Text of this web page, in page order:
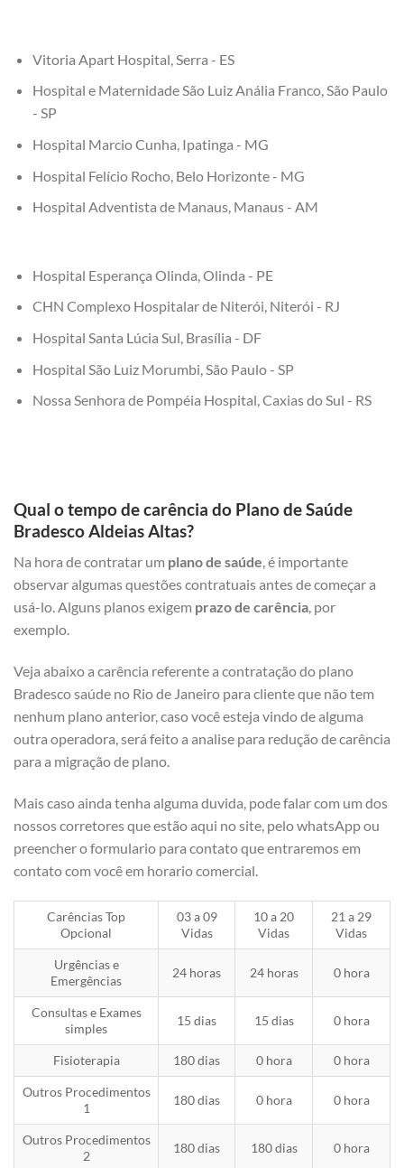
Vitoria Apart Hospital, Serra - ES
Hospital e Maternidade São Luiz Anália Franco, São Paulo
- SP
Hospital Marcio Cunha, Ipatinga - MG
Hospital Felício Rocho, Belo Horizonte - MG
Hospital Adventista de Manaus, Manaus - AM
Hospital Esperança Olinda, Olinda - PE
CHN Complexo Hospitalar de Niterói, Niterói - RJ
Hospital Santa Lúcia Sul, Brasília - DF
Hospital São Luiz Morumbi, São Paulo - SP
Nossa Senhora de Pompéia Hospital, Caxias do Sul - RS
Qual o tempo de carência do Plano de Saúde
Bradesco Aldeias Altas?
Na hora de contratar um plano de saúde, é importante
observar algumas questões contratuais antes de começar a
usá-lo. Alguns planos exigem prazo de carência, por
exemplo.
Veja abaixo a carência referente a contratação do plano
Bradesco saúde no Rio de Janeiro para cliente que não tem
nenhum plano anterior, caso você esteja vindo de alguma
outra operadora, será feito a analise para redução de carência
para a migração de plano.
Mais caso ainda tenha alguma duvida, pode falar com um dos
nossos corretores que estão aqui no site, pelo whatsApp ou
preencher o formulario para contato que entraremos em
contato com você em horario comercial.
Carências Top
Opcional
03 a 09
Vidas
10 a 20
Vidas
21 a 29
Vidas
Urgências e
Emergências
24 horas 24 horas 0 hora
Consultas e Exames
simples
15 dias 15 dias 0 hora
Fisioterapia 180 dias 0 hora 0 hora
Outros Procedimentos
1
180 dias 0 hora 0 hora
Outros Procedimentos
2
180 dias 180 dias 0 hora